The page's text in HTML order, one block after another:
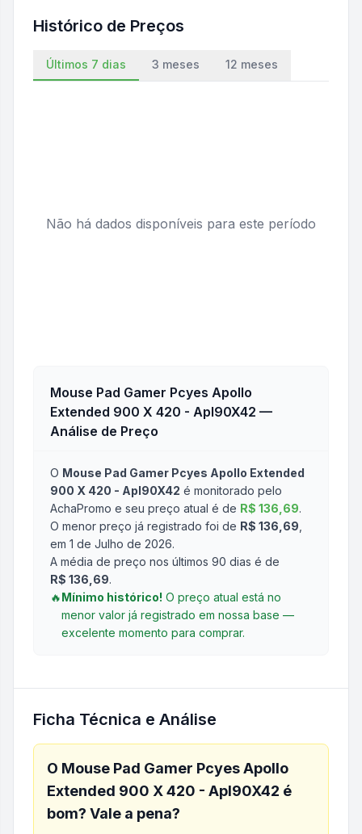
Histórico de Preços
Últimos 7 dias 3 meses 12 meses
Não há dados disponíveis para este período
Mouse Pad Gamer Pcyes Apollo
Extended 900 X 420 - Apl90X42 —
Análise de Preço
O Mouse Pad Gamer Pcyes Apollo Extended
900 X 420 - Apl90X42 é monitorado pelo
AchaPromo e seu preço atual é de R$ 136,69.
O menor preço já registrado foi de R$ 136,69
em 1 de Julho de 2026.
A média de preço nos últimos 90 dias é de
R$ 136,69.
🔥Mínimo histórico! O preço atual está no
menor valor já registrado em nossa base —
excelente momento para comprar.
Ficha Técnica e Análise
O Mouse Pad Gamer Pcyes Apollo
Extended 900 X 420 - Apl90X42 é
bom? Vale a pena?